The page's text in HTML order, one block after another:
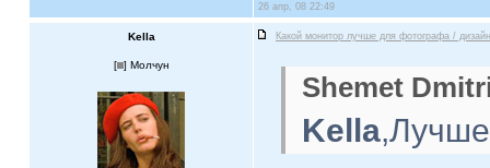
26 апр, 08 22:49
Kella Какой монитор лучше для фотографа /
[ ] Молчун
Shemet
Kella